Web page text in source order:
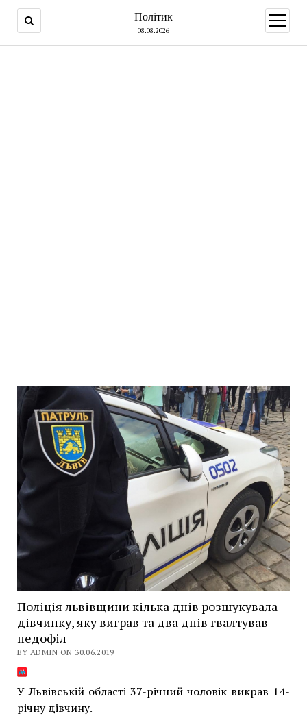
Політик
08.08.2026
open
menu
Поліція львівщини кілька днів розшукувала
дівчинку, яку виграв та два днів гвалтував
педофіл
BY ADMIN ON 30.06.2019
У Львівській області 37-річний чоловік викрав 14-
річну дівчину.